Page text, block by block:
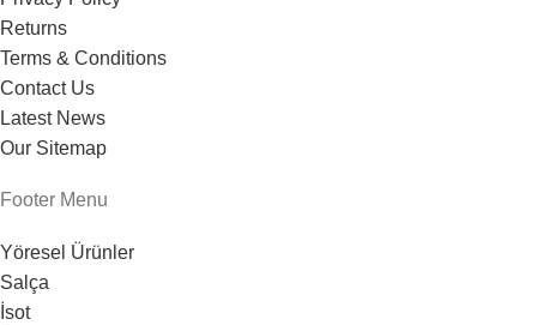
Returns
Terms & Conditions
Contact Us
Latest News
Our Sitemap
Footer Menu
Yöresel Ürünler
Salça
İsot